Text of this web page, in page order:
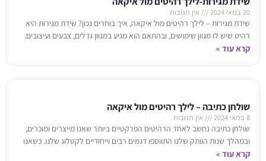
20 במאי 2024 אין תגובות
שידת מגירות – לילך רהיטים מול איקאה, איך בוחרים נכון? שידת מגירות היא
רהיט שיש לו מגוון שימושים, ובהתאם הוא מגיע במגוון גדלים, צבעים ועיצובים.
קרא עוד »
שולחן כתיבה – לילך רהיטים מול איקאה
8 במאי 2024 אין תגובות
שולחן כתיבה נחשב לאחד הרהיטים הפרקטיים ביותר שאנו מייצרים ומוכרים,
ובמהלך שנות הוותק שלנו התווספו דגמים רבים וייחודיים לקטלוג שלנו. כשאנו
ניגשים לרכוש שולחן כתיבה,
קרא עוד »